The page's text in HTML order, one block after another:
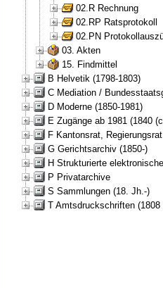
02.R Rechnung
02.RP Ratsprotokoll
02.PN
03. Akten
15. Findmittel
B Helvetik (1798-1803)
C Mediation /
D Moderne (1850-1981)
E Zugänge ab 1981 (1840
F Kantonsrat,
G Gerichtsarchiv (1850-)
H Strukturierte
P Privatarchive
S Sammlungen (18. Jh.-)
T Amtsdruckschriften (1808